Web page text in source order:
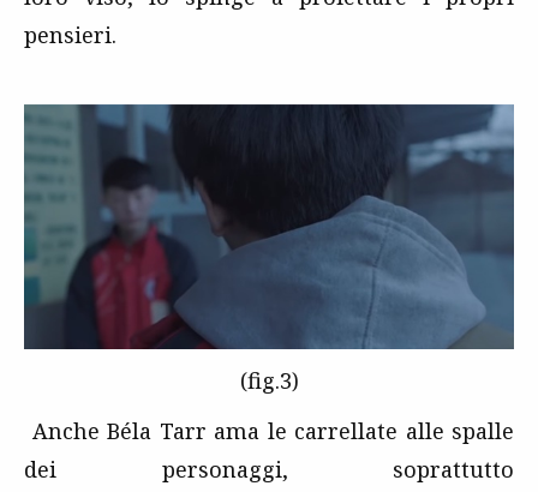
pensieri.
(fig.3)
Anche Béla Tarr ama le carrellate alle spalle
dei personaggi, soprattutto